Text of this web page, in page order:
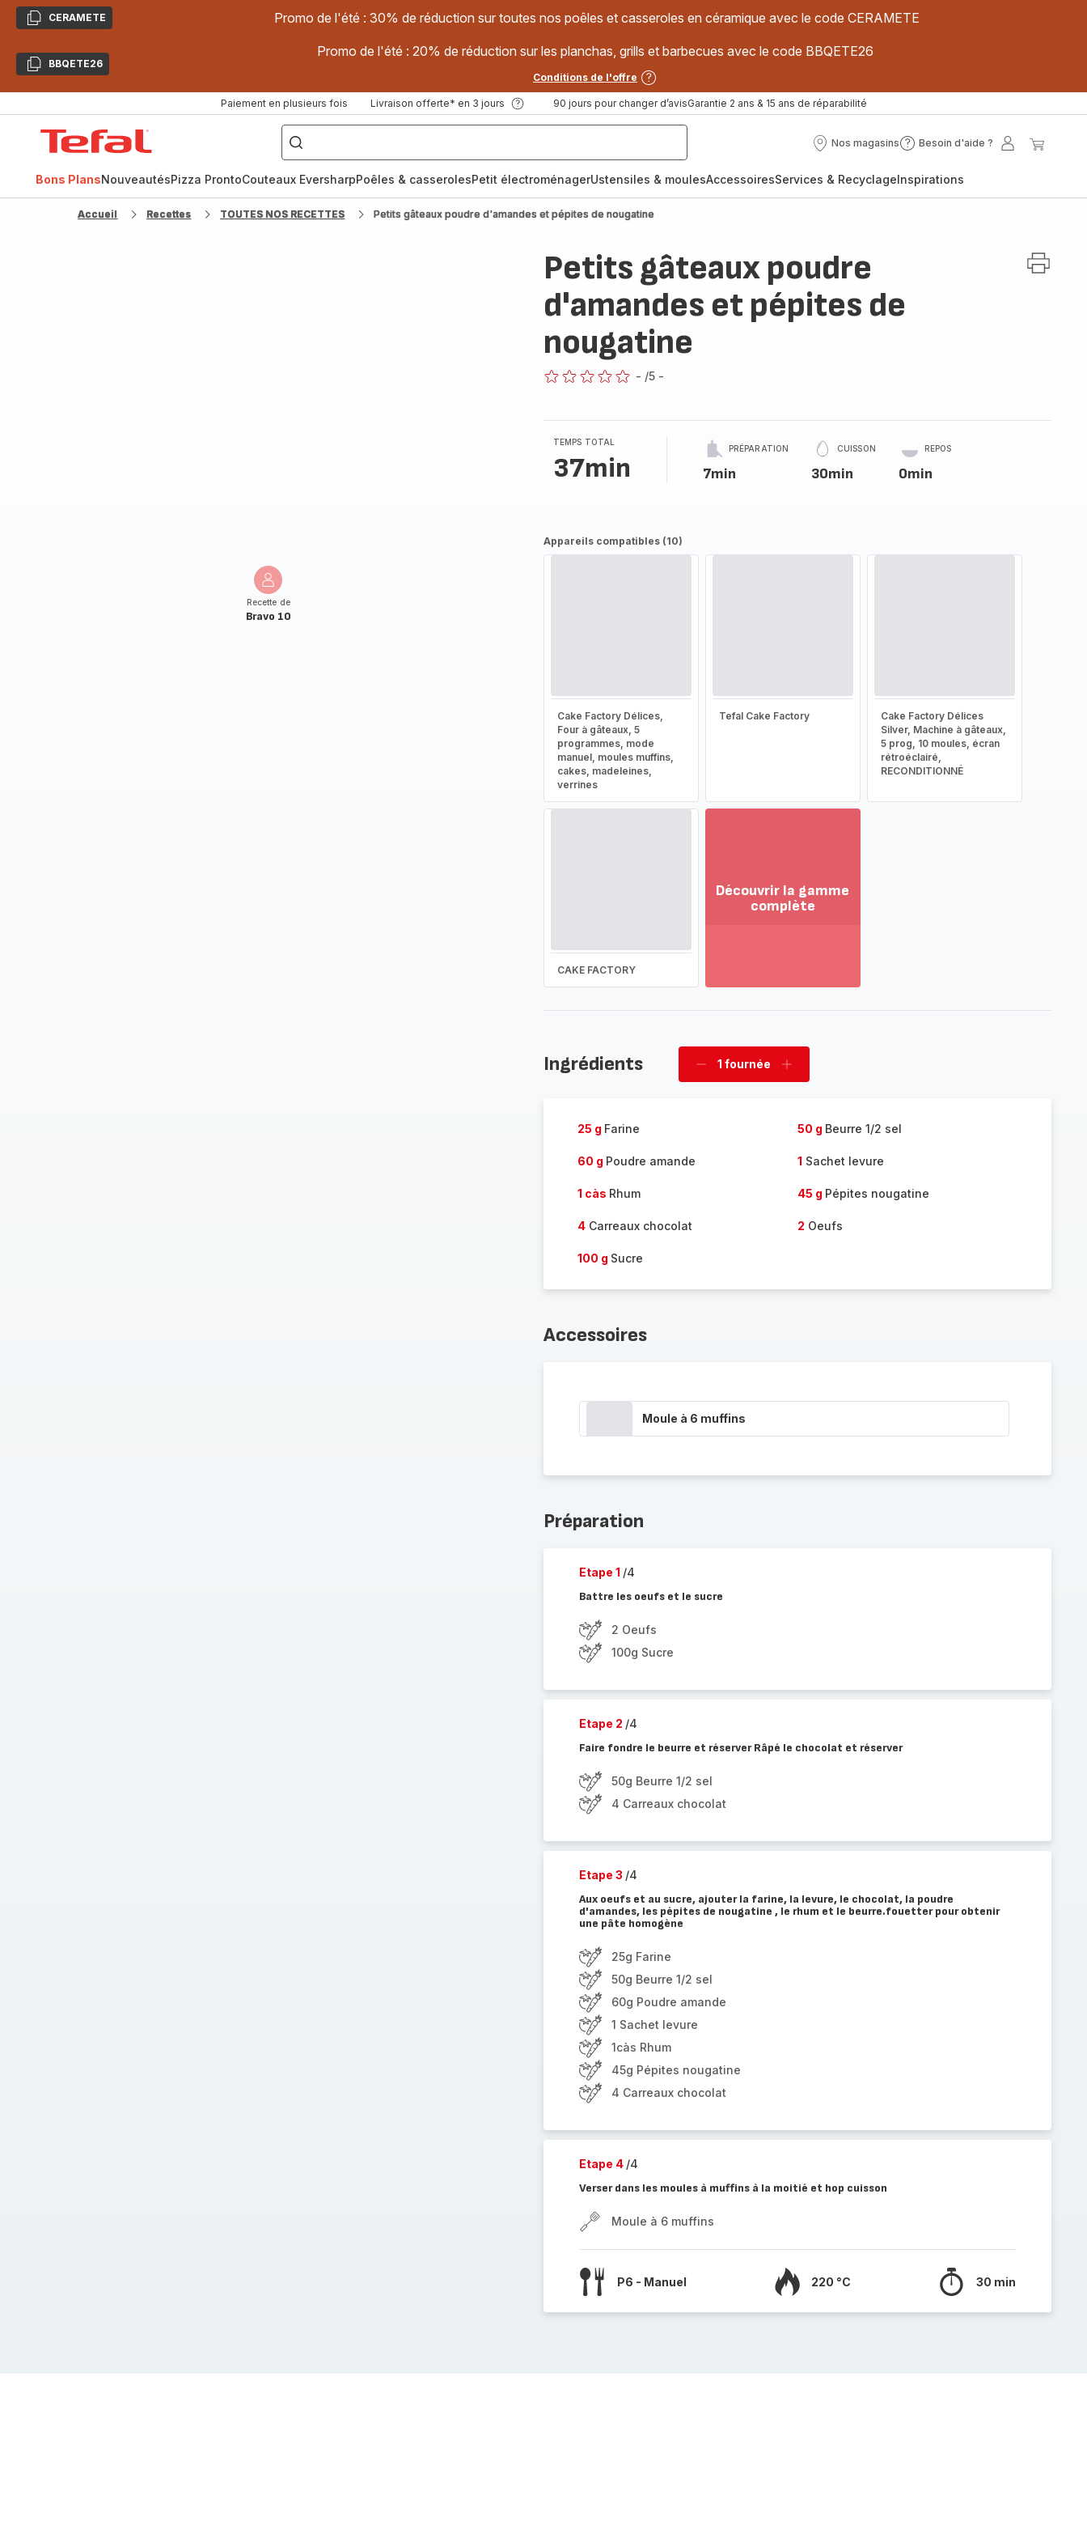
CopierCERAMETE Promo de l'été : 30% de réduction sur toutes nos poêles et casseroles en céramique avec le code CERAMETE
CopierBBQETE26
Promo de l'été : 20% de réduction sur les planchas, grills et barbecues avec le code BBQETE26
Conditions de l'offre
Paiement en plusieurs fois Livraison offerte* en 3 jours 90 jours pour changer d’avisGarantie 2 ans & 15 ans de réparabilité
["Poêles
inox,
Cake
Factory,
Nos magasins
Nos
Besoin d'aide ?
Besoin
?
Mon
Bons PlansNouveautésPizza ProntoCouteaux EversharpPoêles & casserolesPetit électroménagerUstensiles & moulesAccessoiresServices & RecyclageInspirations
Accueil Recettes TOUTES NOS RECETTES Petits gâteaux poudre d'amandes et pépites de nougatine
Recette de
Bravo 10
Petits gâteaux poudre
d'amandes et pépites de
nougatine
- /5 -
TEMPS TOTAL
37min
PRÉPARATION
7min
CUISSON
30min
REPOS
0min
Appareils compatibles (10)
Cake Factory Délices,
Four à gâteaux, 5
programmes, mode
manuel, moules muffins,
cakes, madeleines,
verrines
Tefal Cake Factory
Cake Factory Délices
Silver, Machine à gâteaux,
5 prog, 10 moules, écran
rétroéclairé,
RECONDITIONNÉ
CAKE FACTORY
Découvrir la gamme
complète
la
Ingrédients
Supprimer
1 fournée
Ajouter
25 g Farine 50 g Beurre 1/2 sel
60 g Poudre amande 1 Sachet levure
1 càs Rhum 45 g Pépites nougatine
4Carreaux chocolat 2 Oeufs
100 g Sucre
Accessoires
Moule à 6 muffins
Préparation
Etape 1 /4
Battre les oeufs et le sucre
2 Oeufs
100g Sucre
Etape 2 /4
Faire fondre le beurre et réserver Râpé le chocolat et réserver
50g Beurre 1/2 sel
4 Carreaux chocolat
Etape 3 /4
Aux oeufs et au sucre, ajouter la farine, la levure, le chocolat, la poudre
d'amandes, les pépites de nougatine , le rhum et le beurre.fouetter pour obtenir
une pâte homogène
25g Farine
50g Beurre 1/2 sel
60g Poudre amande
1 Sachet levure
1càs Rhum
45g Pépites nougatine
4 Carreaux chocolat
Etape 4 /4
Verser dans les moules à muffins à la moitié et hop cuisson
Moule à 6 muffins
P6 - Manuel 220 °C 30 min